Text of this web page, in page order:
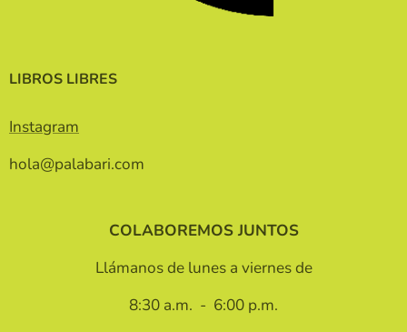
LIBROS LIBRES
Instagram
hola@palabari.com
COLABOREMOS JUNTOS
Llámanos de lunes a viernes de
8:30 a.m. - 6:00 p.m.